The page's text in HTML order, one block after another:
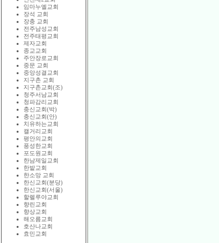
임마누엘교회
장석 교회
장충 교회
전주남성교회
전주태평교회
제자교회
종교교회
주안장로교회
중문 교회
중앙성결교회
지구촌 교회
지구촌교회(조)
청주서남교회
청파감리교회
충신교회(박)
충신교회(안)
치유하는교회
캘거리교회
평안의교회
풍성한교회
포도원교회
한남제일교회
한밭교회
한소망 교회
한신교회(분당)
한신교회(서울)
할렐루야교회
향린교회
향상교회
해오름교회
호산나교회
효민교회